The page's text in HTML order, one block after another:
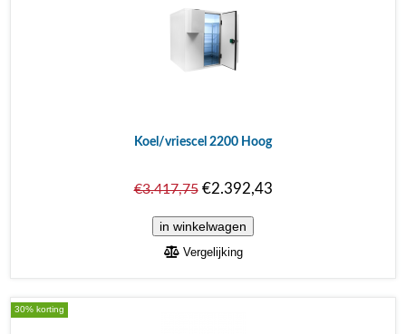
Koel/vriescel 2200 Hoog
€3.417,75€2.392,43
Vergelijking
30% korting